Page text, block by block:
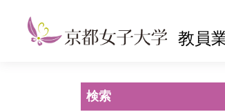
教員
検索